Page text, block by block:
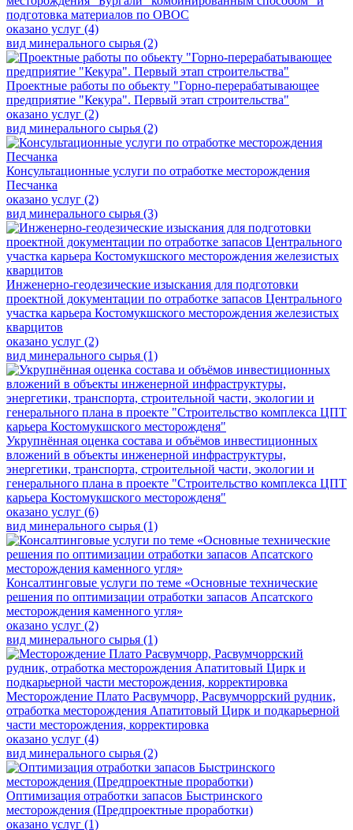
подготовка материалов по ОВОС
оказано услуг (4)
вид минерального сырья (2)
Проектные работы по обьекту "Горно-перерабатывающее
предприятие "Кекура". Первый этап строительства"
оказано услуг (2)
вид минерального сырья (2)
Консультационные услуги по отработке месторождения
Песчанка
оказано услуг (2)
вид минерального сырья (3)
Инженерно-геодезические изыскания для подготовки
проектной документации по отработке запасов Центрального
участка карьера Костомукшского месторождения железистых
кварцитов
оказано услуг (2)
вид минерального сырья (1)
Укрупнённая оценка состава и объёмов инвестиционных
вложений в объекты инженерной инфраструктуры,
энергетики, транспорта, строительной части, экологии и
генерального плана в проекте "Строительство комплекса ЦПТ
карьера Костомукшского месторожденя"
оказано услуг (6)
вид минерального сырья (1)
Консалтинговые услуги по теме «Основные технические
решения по оптимизации отработки запасов Апсатского
месторождения каменного угля»
оказано услуг (2)
вид минерального сырья (1)
Месторождение Плато Расвумчорр, Расвумчоррский рудник,
отработка месторождения Апатитовый Цирк и подкарьерной
части месторождения, корректировка
оказано услуг (4)
вид минерального сырья (2)
Оптимизация отработки запасов Быстринского
месторождения (Предпроектные проработки)
оказано услуг (1)